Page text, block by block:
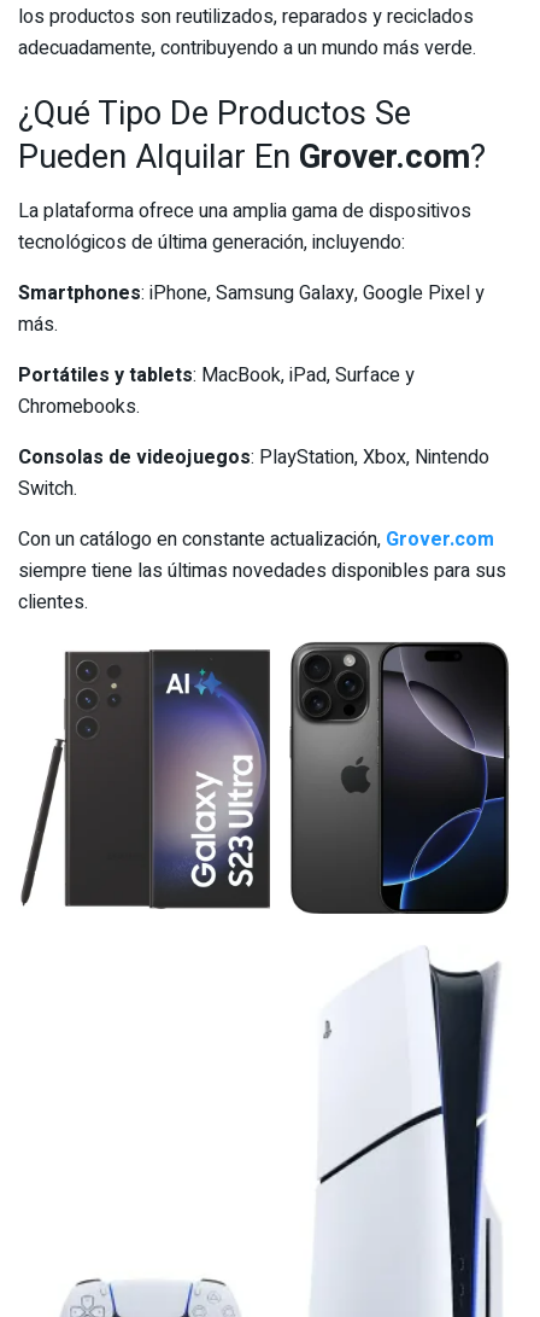
los productos son reutilizados, reparados y reciclados
adecuadamente, contribuyendo a un mundo más verde.
¿Qué Tipo De Productos Se
Pueden Alquilar En Grover.com?
La plataforma ofrece una amplia gama de dispositivos
tecnológicos de última generación, incluyendo:
Smartphones: iPhone, Samsung Galaxy, Google Pixel y
más.
Portátiles y tablets: MacBook, iPad, Surface y
Chromebooks.
Consolas de videojuegos: PlayStation, Xbox, Nintendo
Switch.
Con un catálogo en constante actualización, Grover.com
siempre tiene las últimas novedades disponibles para sus
clientes.